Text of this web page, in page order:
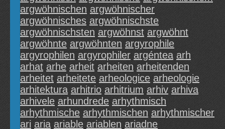
argwöhnischen argwöhnischer
argwöhnisches argwöhnischste
argwöhnischsten argwöhnst argwöhnt
argwöhnte argwöhnten argyrophile
argyrophilen argyrophiler argéntea arh
arhat arhe arheit arheiten arheitenden
arheitet arheitete arheologice arheologie
arhitektura arhitrio arhitrium arhiv arhiva
arhivele arhundrede arhythmisch
arhythmische arhythmischen arhythmischer
ari aria ariable ariablen ariadne